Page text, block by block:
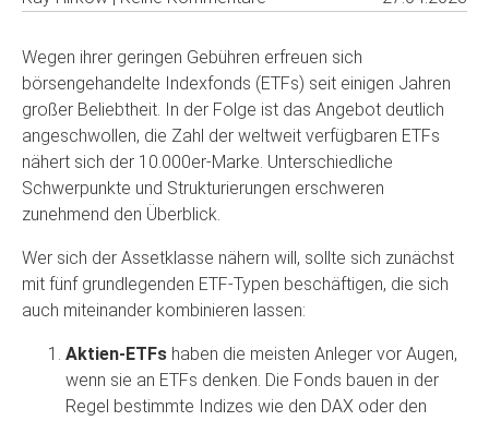
Wegen ihrer geringen Gebühren erfreuen sich
börsengehandelte Indexfonds (ETFs) seit einigen Jahren
großer Beliebtheit. In der Folge ist das Angebot deutlich
angeschwollen, die Zahl der weltweit verfügbaren ETFs
nähert sich der 10.000er-Marke. Unterschiedliche
Schwerpunkte und Strukturierungen erschweren
zunehmend den Überblick.
Wer sich der Assetklasse nähern will, sollte sich zunächst
mit fünf grundlegenden ETF-Typen beschäftigen, die sich
auch miteinander kombinieren lassen:
Aktien-ETFs haben die meisten Anleger vor Augen,
wenn sie an ETFs denken. Die Fonds bauen in der
Regel bestimmte Indizes wie den DAX oder den